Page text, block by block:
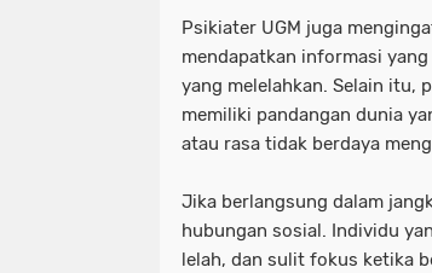
Psikiater UGM juga
mendapatkan informasi
yang melelahkan. Selain itu,
memiliki pandangan dunia
atau rasa tidak berdaya
Jika berlangsung dalam
hubungan sosial. Individu
lelah, dan sulit fokus ketika